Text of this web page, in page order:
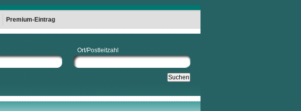
Premium-Eintrag
Ort/Postleitzahl